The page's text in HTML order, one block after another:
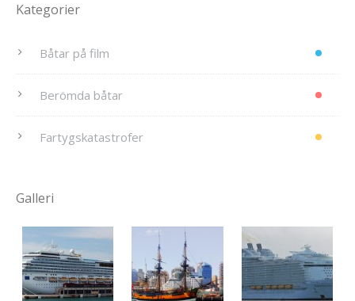
Kategorier
Båtar på film
Berömda båtar
Fartygskatastrofer
Galleri